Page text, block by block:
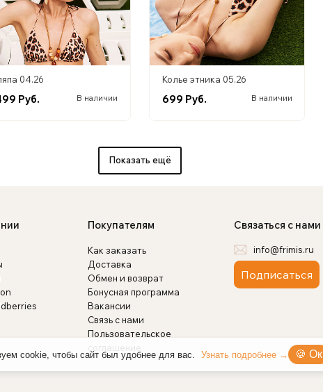
04.26
Руб. В наличии
Колье этника 05.26
699 Руб. В наличии
Показать ещё
Покупателям
Как заказать
Доставка
Обмен и возврат
Бонусная программа
Вакансии
Связь с нами
Пользовательское
Связаться с нами
info@frimis.ru
Подписаться
cookie, чтобы сайт был удобнее для вас. Узнать подробнее → 🍪 Ок